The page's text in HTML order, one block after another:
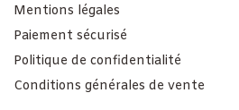
Mentions légales
Paiement sécurisé
Politique de confidentialité
Conditions générales de vente